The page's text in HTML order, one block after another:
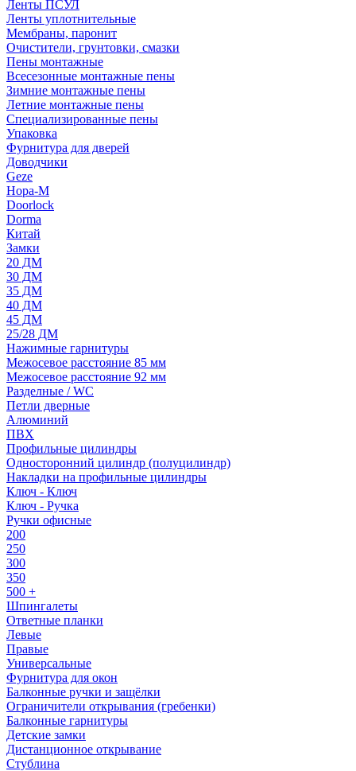
Ленты ПСУЛ
Ленты уплотнительные
Мембраны, паронит
Очистители, грунтовки, смазки
Пены монтажные
Всесезонные монтажные пены
Зимние монтажные пены
Летние монтажные пены
Специализированные пены
Упаковка
Фурнитура для дверей
Доводчики
Geze
Нора-М
Doorlock
Dorma
Китай
Замки
20 ДМ
30 ДМ
35 ДМ
40 ДМ
45 ДМ
25/28 ДМ
Нажимные гарнитуры
Межосевое расстояние 85 мм
Межосевое расстояние 92 мм
Разделные / WC
Петли дверные
Алюминий
ПВХ
Профильные цилиндры
Односторонний цилиндр (полуцилиндр)
Накладки на профильные цилиндры
Ключ - Ключ
Ключ - Ручка
Ручки офисные
200
250
300
350
500 +
Шпингалеты
Ответные планки
Левые
Правые
Универсальные
Фурнитура для окон
Балконные ручки и защёлки
Ограничители открывания (гребенки)
Балконные гарнитуры
Детские замки
Дистанционное открывание
Стублина